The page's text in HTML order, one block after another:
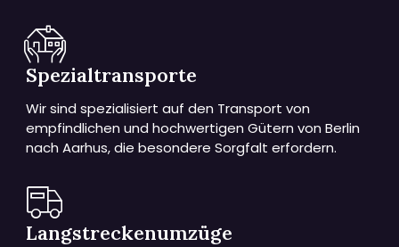
Spezialtransporte
Wir sind spezialisiert auf den Transport von
empfindlichen und hochwertigen Gütern von Berlin
nach Aarhus, die besondere Sorgfalt erfordern.
Langstreckenumzüge